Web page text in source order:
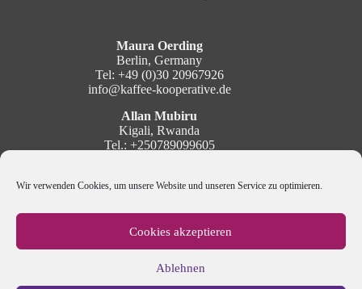
Wir verwenden Cookies, um unsere Website und unseren Service zu optimieren.
Cookies akzeptieren
Ablehnen
Maura Oerding
Berlin, Germany
Tel: +49 (0)30 20967926
info@kaffee-kooperative.de
Allan Mubiru
Kigali, Rwanda
Tel.: +250789099605
Newsletter